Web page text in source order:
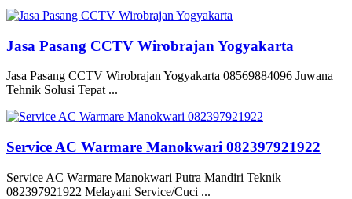
Jasa Pasang CCTV Wirobrajan Yogyakarta
Jasa Pasang CCTV Wirobrajan Yogyakarta 08569884096 Juwana
Tehnik Solusi Tepat ...
Service AC Warmare Manokwari 082397921922
Service AC Warmare Manokwari Putra Mandiri Teknik
082397921922 Melayani Service/Cuci ...